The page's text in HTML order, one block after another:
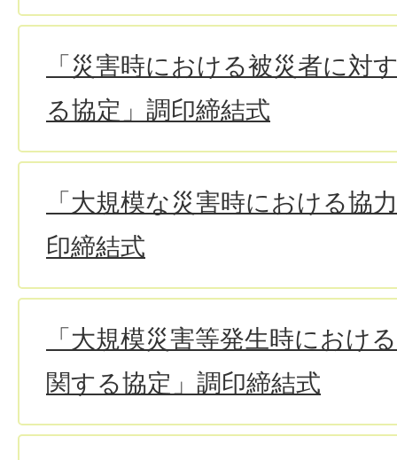
「災害時における被災者に対
る協定」調印締結式
「大規模な災害時における協
印締結式
「大規模災害等発生時におけ
関する協定」調印締結式